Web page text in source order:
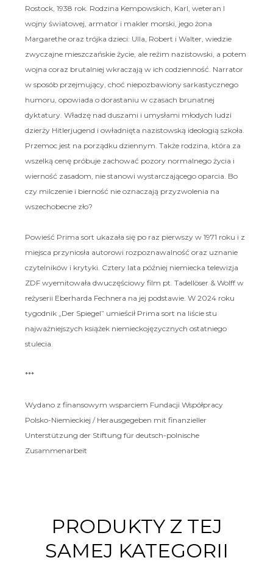
Rostock, 1938 rok. Rodzina Kempowskich, Karl, weteran I
wojny światowej, armator i makler morski, jego żona
Margarethe oraz trójka dzieci: Ulla, Robert i Walter, wiedzie
zwyczajne mieszczańskie życie, ale reżim nazistowski, a potem
wojna coraz brutalniej wkraczają w ich codzienność. Narrator
w sposób przejmujący, choć niepozbawiony sarkastycznego
humoru, opowiada o dorastaniu w czasach brunatnej
dyktatury. Władzę nad duszami i umysłami młodych ludzi
dzierży Hitlerjugend i owładnięta nazistowską ideologią szkoła.
Przemoc jest na porządku dziennym. Także rodzina, która za
wszelką cenę próbuje zachować pozory normalnego życia i
wierność zasadom, nie stanowi wystarczającego oparcia. Bo
czy milczenie i bierność nie oznaczają przyzwolenia na
wszechobecne zło?
Powieść Prima sort ukazała się po raz pierwszy w 1971 roku i z
miejsca przyniosła autorowi rozpoznawalność oraz uznanie
czytelników i krytyki. Cztery lata później niemiecka telewizja
ZDF wyemitowała dwuczęściowy film pt. Tadellöser & Wolff w
reżyserii Eberharda Fechnera na jej podstawie. W 2024 roku
tygodnik „Der Spiegel” umieścił Prima sort na liście stu
najważniejszych książek niemieckojęzycznych ostatniego
stulecia.
***
Wydano z finansowym wsparciem Fundacji Współpracy
Polsko-Niemieckiej / Herausgegeben mit finanzieller
Unterstützung der Stiftung für deutsch-polnische
Zusammenarbeit
PRODUKTY Z TEJ
SAMEJ KATEGORII